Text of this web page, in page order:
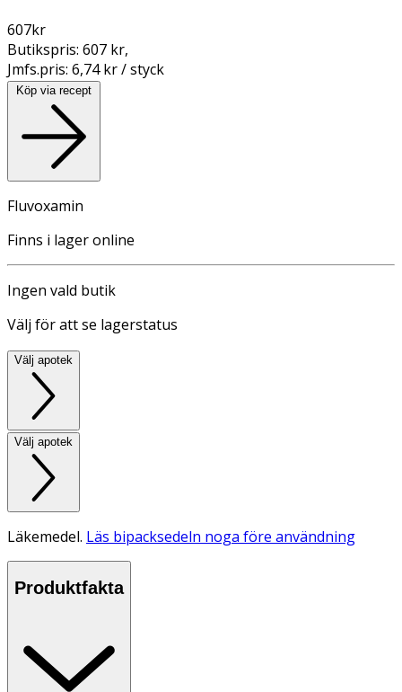
607kr
Butikspris: 607 kr,
Jmfs.pris: 6,74 kr / styck
Köp via recept
Fluvoxamin
Finns i lager online
Ingen vald butik
Välj för att se lagerstatus
Välj apotek
Välj apotek
Läkemedel. Läs bipacksedeln noga före användning
Produktfakta